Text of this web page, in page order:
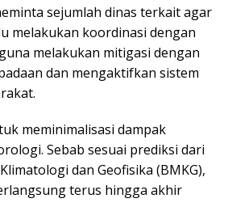
sejumlah dinas terkait agar
melakukan koordinasi dengan
melakukan mitigasi dengan
dan mengaktifkan sistem
meminimalisasi dampak
Sebab sesuai prediksi dari
dan Geofisika (BMKG),
terus hingga akhir